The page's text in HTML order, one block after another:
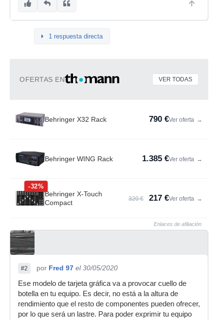
1 respuesta directa
OFERTAS EN VER TODAS
Behringer X32 Rack 790 €Ver oferta →
Behringer WING Rack 1.385 €Ver oferta →
-32%
Behringer X-Touch
Compact
320 € 217 €Ver oferta →
Enlaces de afiliación
#2 por Fred 97 el 30/05/2020
Ese modelo de tarjeta gráfica va a provocar cuello de
botella en tu equipo. Es decir, no está a la altura de
rendimiento que el resto de componentes pueden ofrecer,
por lo que será un lastre. Para poder exprimir tu equipo